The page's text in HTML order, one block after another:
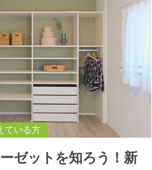
ている方
ゼットを知ろう！新